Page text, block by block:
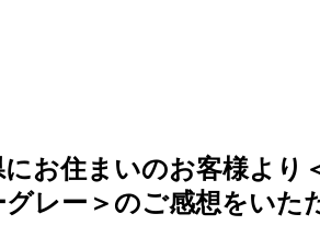
にお住まいのお客様より
レー＞のご感想をいた